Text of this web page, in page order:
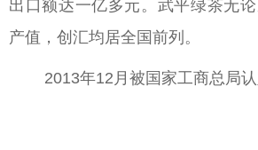
出口额达一亿多元。武平绿茶无
产值，创汇均居全国前列。
2013年12月被国家工商总局认